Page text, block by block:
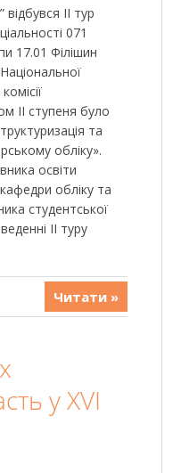
ІІ тур
071
17.01 Філішин
II ступеня було
та
обліку».
освіти
обліку та
студентської
ІІ туру
Читати »
у XVI